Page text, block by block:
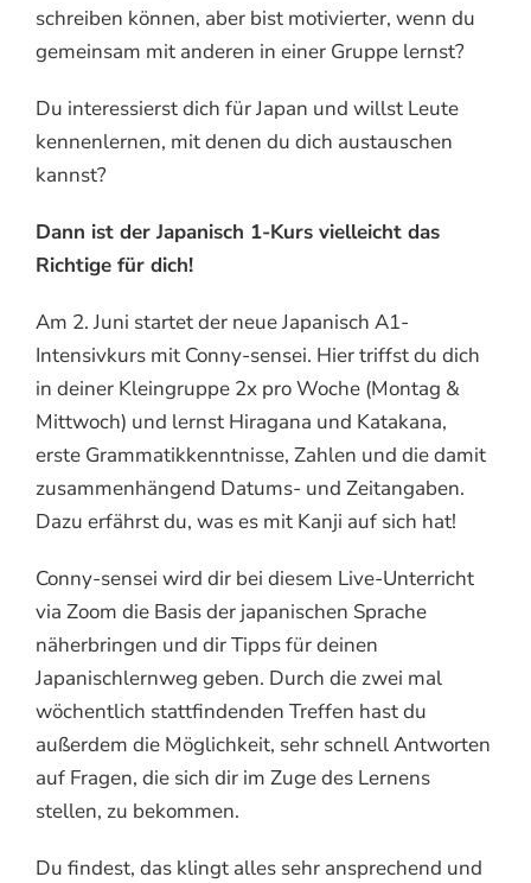
schreiben können, aber bist motivierter, wenn du
gemeinsam mit anderen in einer Gruppe lernst?
Du interessierst dich für Japan und willst Leute
kennenlernen, mit denen du dich austauschen
kannst?
Dann ist der Japanisch 1-Kurs vielleicht das
Richtige für dich!
Am 2. Juni startet der neue Japanisch A1-
Intensivkurs mit Conny-sensei. Hier triffst du dich
in deiner Kleingruppe 2x pro Woche (Montag &
Mittwoch) und lernst Hiragana und Katakana,
erste Grammatikkenntnisse, Zahlen und die damit
zusammenhängend Datums- und Zeitangaben.
Dazu erfährst du, was es mit Kanji auf sich hat!
Conny-sensei wird dir bei diesem Live-Unterricht
via Zoom die Basis der japanischen Sprache
näherbringen und dir Tipps für deinen
Japanischlernweg geben. Durch die zwei mal
wöchentlich stattfindenden Treffen hast du
außerdem die Möglichkeit, sehr schnell Antworten
auf Fragen, die sich dir im Zuge des Lernens
stellen, zu bekommen.
Du findest, das klingt alles sehr ansprechend und